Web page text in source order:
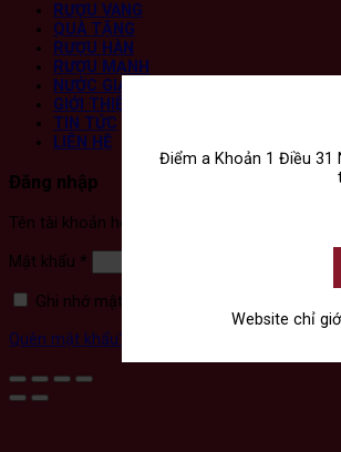
Điểm a Khoản 1 Điều 31
Website chỉ
RƯỢU VANG
QUÀ TẶNG
RƯỢU HÀN
RƯỢU MẠNH
NƯỚC GIẢI KHÁT
GIỚI THIỆU
TIN TỨC
LIÊN HỆ
Đăng nhập
Tên tài khoản hoặc địa chỉ email
Mật khẩu *
buộc
Ghi nhớ mật khẩu
Quên mật khẩu?